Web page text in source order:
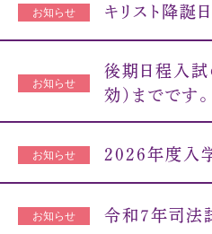
お知らせ キリスト降誕
お知らせ
後期日程入試
効）までです。
お知らせ 2026年度入
お知らせ 令和７年司法